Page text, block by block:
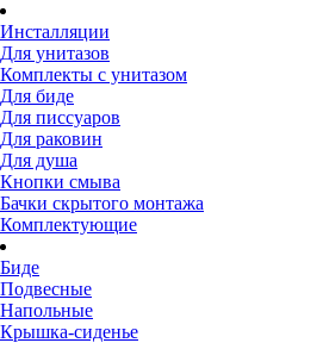
Инсталляции
Для унитазов
Комплекты с унитазом
Для биде
Для писсуаров
Для раковин
Для душа
Кнопки смыва
Бачки скрытого монтажа
Комплектующие
Биде
Подвесные
Напольные
Крышка-сиденье